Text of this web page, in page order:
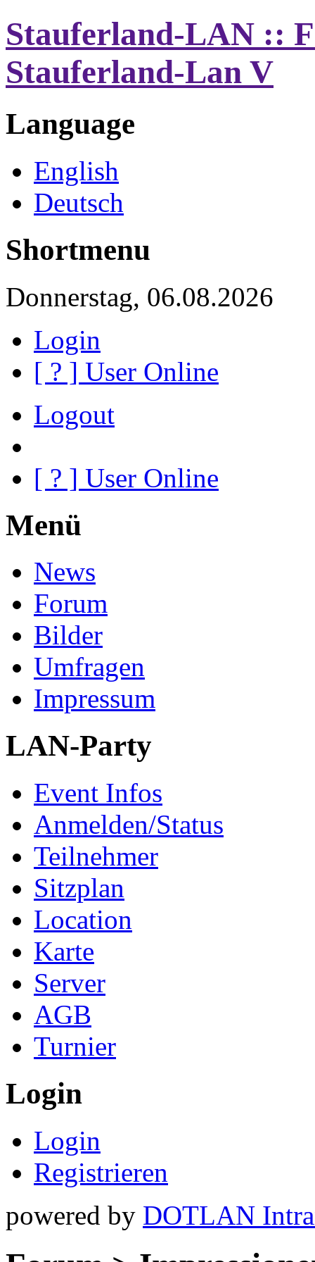
Stauferland-LAN ::
Stauferland-Lan V
Language
English
Deutsch
Shortmenu
Donnerstag, 06.08.2026
Login
[ ? ] User Online
Logout
[ ? ] User Online
Menü
News
Forum
Bilder
Umfragen
Impressum
LAN-Party
Event Infos
Anmelden/Status
Teilnehmer
Sitzplan
Location
Karte
Server
AGB
Turnier
Login
Login
Registrieren
powered by DOTLAN